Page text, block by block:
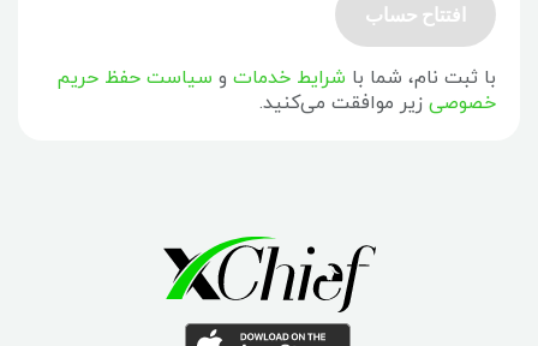
افتتاح حساب
با ثبت نام، شما با شرایط خدمات و سیاست حفظ حریم
خصوصی زیر موافقت می‌کنید.